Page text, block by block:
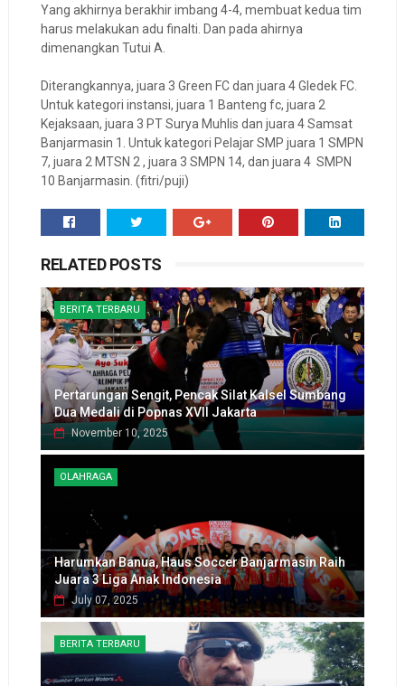
Yang akhirnya berakhir imbang 4-4, membuat kedua tim
harus melakukan adu finalti. Dan pada ahirnya
dimenangkan Tutui A.
Diterangkannya, juara 3 Green FC dan juara 4 Gledek FC.
Untuk kategori instansi, juara 1 Banteng fc, juara 2
Kejaksaan, juara 3 PT Surya Muhlis dan juara 4 Samsat
Banjarmasin 1. Untuk kategori Pelajar SMP juara 1 SMPN
7, juara 2 MTSN 2 , juara 3 SMPN 14, dan juara 4 SMPN
10 Banjarmasin. (fitri/puji)
RELATED POSTS
BERITA TERBARU
Pertarungan Sengit, Pencak Silat Kalsel Sumbang
Dua Medali di Popnas XVII Jakarta
November 10, 2025
OLAHRAGA
Harumkan Banua, Haus Soccer Banjarmasin Raih
Juara 3 Liga Anak Indonesia
July 07, 2025
BERITA TERBARU